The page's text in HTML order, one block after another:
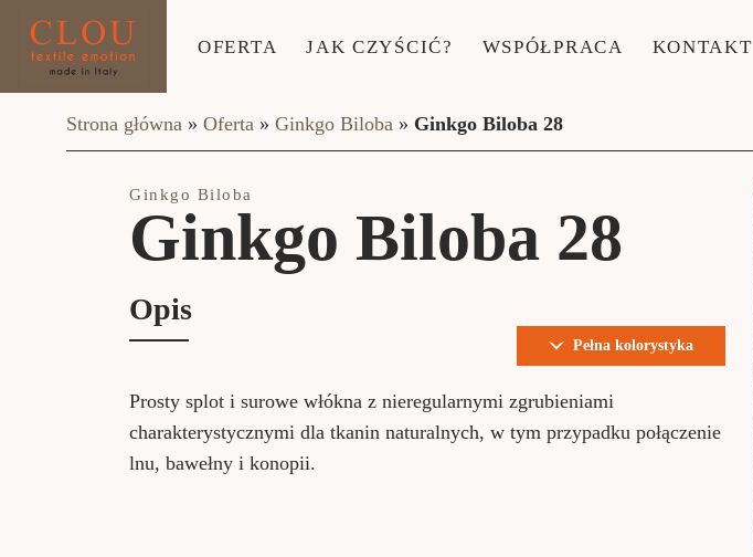
OFERTA JAK CZYŚCIĆ? WSPÓŁPRACA KONTAKT
Strona główna » Oferta » Ginkgo Biloba » Ginkgo Biloba 28
Ginkgo Biloba
Ginkgo Biloba 28
Opis
Pełna kolorystyka
Prosty splot i surowe włókna z nieregularnymi zgrubieniami
charakterystycznymi dla tkanin naturalnych, w tym przypadku połączenie
lnu, bawełny i konopii.